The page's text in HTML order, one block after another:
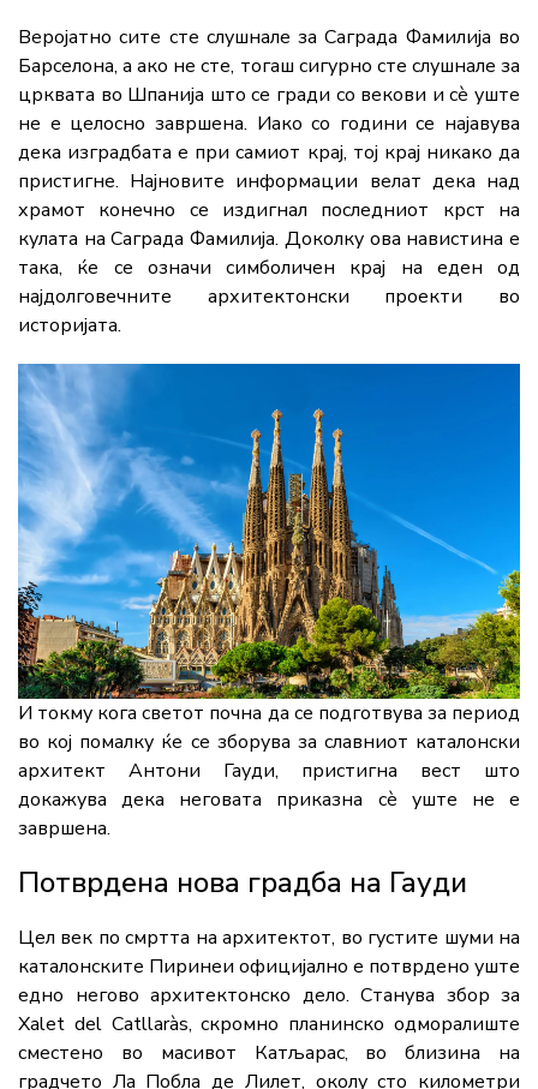
Веројатно сите сте слушнале за Саграда Фамилија во
Барселона, а ако не сте, тогаш сигурно сте слушнале за
црквата во Шпанија што се гради со векови и сè уште
не е целосно завршена. Иако со години се најавува
дека изградбата е при самиот крај, тој крај никако да
пристигне. Најновите информации велат дека над
храмот конечно се издигнал последниот крст на
кулата на Саграда Фамилија. Доколку ова навистина е
така, ќе се означи симболичен крај на еден од
најдолговечните архитектонски проекти во
историјата.
И токму кога светот почна да се подготвува за период
во кој помалку ќе се зборува за славниот каталонски
архитект Антони Гауди, пристигна вест што
докажува дека неговата приказна сè уште не е
завршена.
Потврдена нова градба на Гауди
Цел век по смртта на архитектот, во густите шуми на
каталонските Пиринеи официјално е потврдено уште
едно негово архитектонско дело. Станува збор за
Xalet del Catllaràs, скромно планинско одморалиште
сместено во масивот Катљарас, во близина на
градчето Ла Побла де Лилет, околу сто километри